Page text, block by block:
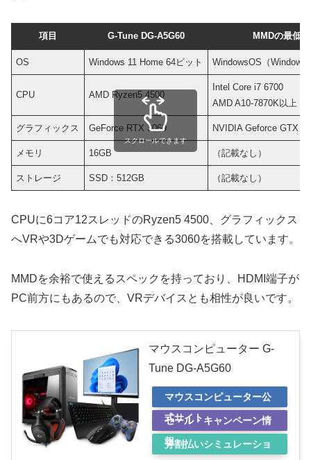
項目 G-Tune DG-A5G60 MMDの最低
OS Windows 11 Home 64ビット WindowsOS（
CPU AMD Ryzen5 4500
Intel Core i7 6700
AMD A10-7870K以上
グラフィックス GeForce RTX 3060 NVIDIA Geforce GTX
メモリ 16GB （記載なし）
ストレージ SSD：512GB （記載なし）
スクロールできます
CPUに6コア12スレッドのRyzen5 4500、グラフィックス
へVRや3Dゲームでも対応できる3060を搭載しています。
MMDを余裕で使えるスペックを持っており、HDMI端子が
PC前方にもあるので、VRデバイスとも相性が良いです。
マウスコンピューター G-
Tune DG-A5G60
マウスコンピューター公
式サイト
セール・キャンペーン情
報
分割払いシミュレーショ